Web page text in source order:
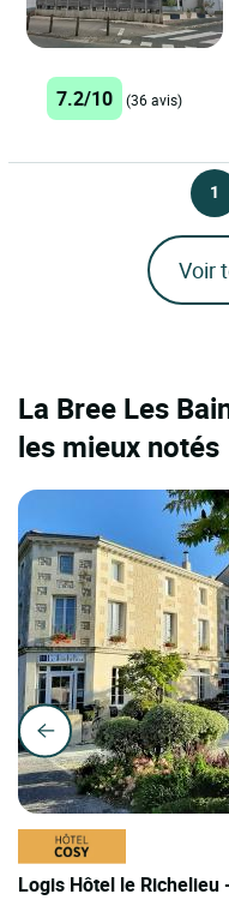
7.2/10 (36 avis)
1
Voir
La Bree Les
les mieux notés
Logis Hôtel le Richelieu